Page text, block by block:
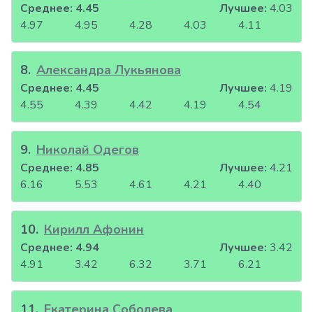
4.97 4.95 4.28 4.03 4.11
Среднее: 4.45 Лучшее: 4.03
8. Александра Лукьянова
4.55 4.39 4.42 4.19 4.54
Среднее: 4.45 Лучшее: 4.19
9. Николай Одегов
6.16 5.53 4.61 4.21 4.40
Среднее: 4.85 Лучшее: 4.21
10. Кирилл Афонин
4.91 3.42 6.32 3.71 6.21
Среднее: 4.94 Лучшее: 3.42